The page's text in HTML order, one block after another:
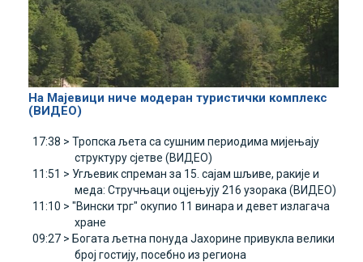
На Мајевици ниче модеран туристички комплекс
(ВИДЕО)
17:38 > Тропска љета са сушним периодима мијењају
структуру сјетве (ВИДЕО)
11:51 > Угљевик спреман за 15. сајам шљиве, ракије и
меда: Стручњаци оцјењују 216 узорака (ВИДЕО)
11:10 > "Вински трг" окупио 11 винара и девет излагача
хране
09:27 > Богата љетна понуда Јахорине привукла велики
број гостију, посебно из региона